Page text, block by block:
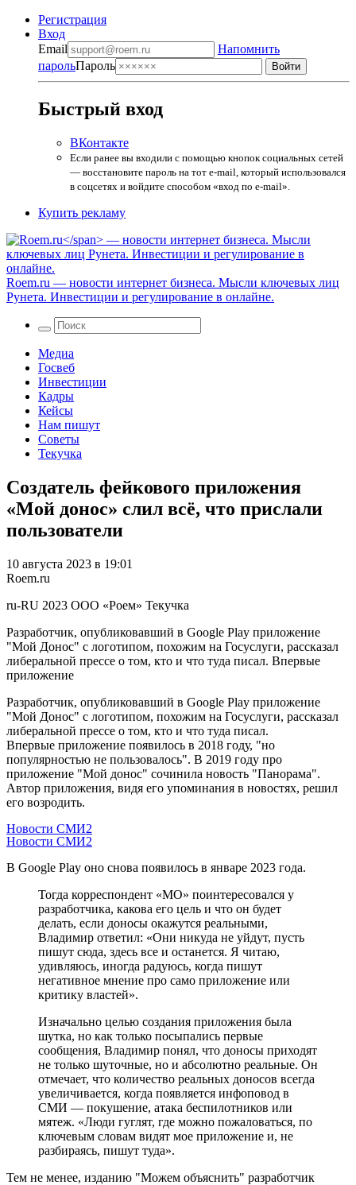
Регистрация
Вход
Email
Напомнить
парольПароль
Быстрый вход
ВКонтакте
Если ранее вы входили с помощью кнопок социальных сетей
— восстановите пароль на тот e-mail, который использовался
в соцсетях и войдите способом «вход по e-mail».
Купить рекламу
Roem.ru — новости интернет бизнеса. Мысли ключевых лиц
Рунета. Инвестиции и регулирование в онлайне.
Медиа
Госвеб
Инвестиции
Кадры
Кейсы
Нам пишут
Советы
Текучка
Создатель фейкового приложения
«Мой донос» слил всё, что прислали
пользователи
10 августа 2023 в 19:01
Roem.ru
ru-RU 2023 ООО «Роем» Текучка
Разработчик, опубликовавший в Google Play приложение
"Мой Донос" с логотипом, похожим на Госуслуги, рассказал
либеральной прессе о том, кто и что туда писал. Впервые
приложение
Разработчик, опубликовавший в Google Play приложение
"Мой Донос" с логотипом, похожим на Госуслуги, рассказал
либеральной прессе о том, кто и что туда писал.
Впервые приложение появилось в 2018 году, "но
популярностью не пользовалось". В 2019 году про
приложение "Мой донос" сочинила новость "Панорама".
Автор приложения, видя его упоминания в новостях, решил
его возродить.
Новости СМИ2
Новости СМИ2
В Google Play оно снова появилось в январе 2023 года.
Тогда корреспондент «МО» поинтересовался у
разработчика, какова его цель и что он будет
делать, если доносы окажутся реальными,
Владимир ответил: «Они никуда не уйдут, пусть
пишут сюда, здесь все и останется. Я читаю,
удивляюсь, иногда радуюсь, когда пишут
негативное мнение про само приложение или
критику властей».
Изначально целью создания приложения была
шутка, но как только посыпались первые
сообщения, Владимир понял, что доносы приходят
не только шуточные, но и абсолютно реальные. Он
отмечает, что количество реальных доносов всегда
увеличивается, когда появляется инфоповод в
СМИ — покушение, атака беспилотников или
мятеж. «Люди гуглят, где можно пожаловаться, по
ключевым словам видят мое приложение и, не
разбираясь, пишут туда».
Тем не менее, изданию "Можем объяснить" разработчик